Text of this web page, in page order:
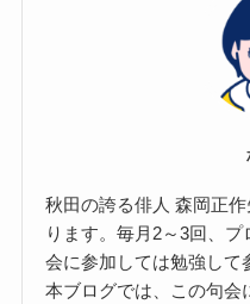
秋田の誇る俳人 森岡正
ります。毎月2～3回、
会に参加しては勉強して
本ブログでは、この句会